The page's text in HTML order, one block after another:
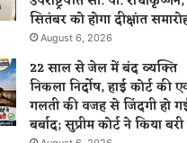
सितंबर को होगा दीक्षांत
August 6, 2026
22 साल से जेल में बंद व्यक्ति
निकला निर्दोष, हाई कोर्ट की
गलती की वजह से जिंदगी हो
बर्बाद; सुप्रीम कोर्ट ने किया बरी